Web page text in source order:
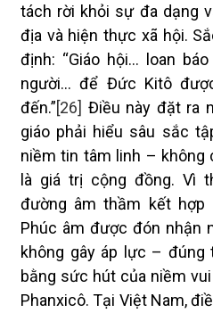
tách rời khỏi sự đa dạng
địa và hiện thực xã hội.
định: “Giáo hội… loan
người… để Đức Kitô
đến.”[26] Điều này đặt ra
giáo phải hiểu sâu sắc
niềm tin tâm linh – không
là giá trị cộng đồng. Vì
đường âm thầm kết hợp
Phúc âm được đón nhận
không gây áp lực – đúng
bằng sức hút của niềm
Phanxicô. Tại Việt Nam,